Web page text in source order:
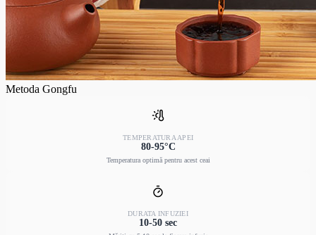
Metoda Gongfu
TEMPERATURA APEI
80-95°C
Temperatura optimă pentru acest ceai
DURATA INFUZIEI
10-50 sec